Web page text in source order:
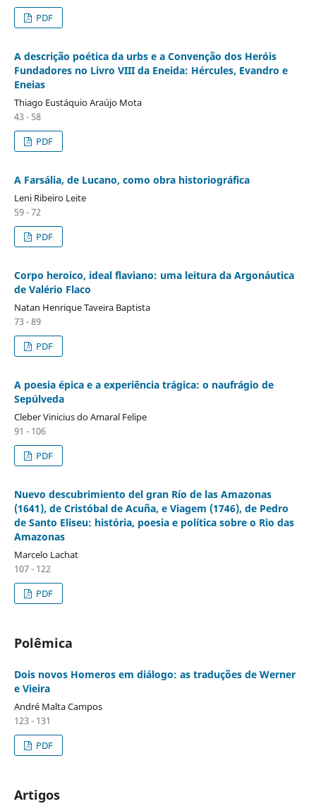
PDF
A descrição poética da urbs e a Convenção dos Heróis
Fundadores no Livro VIII da Eneida: Hércules, Evandro e
Eneias
Thiago Eustáquio Araújo Mota
43 - 58
PDF
A Farsália, de Lucano, como obra historiográfica
Leni Ribeiro Leite
59 - 72
PDF
Corpo heroico, ideal flaviano: uma leitura da Argonáutica
de Valério Flaco
Natan Henrique Taveira Baptista
73 - 89
PDF
A poesia épica e a experiência trágica: o naufrágio de
Sepúlveda
Cleber Vinicius do Amaral Felipe
91 - 106
PDF
Nuevo descubrimiento del gran Río de las Amazonas
(1641), de Cristóbal de Acuña, e Viagem (1746), de Pedro
de Santo Eliseu: história, poesia e política sobre o Rio das
Amazonas
Marcelo Lachat
107 - 122
PDF
Polêmica
Dois novos Homeros em diálogo: as traduções de Werner
e Vieira
André Malta Campos
123 - 131
PDF
Artigos